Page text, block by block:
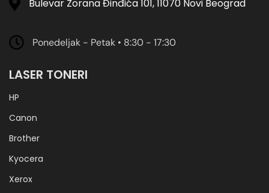
Bulevar Zorana Đinđića 101, 11070 Novi Beograd
Ponedeljak - Petak • 8:30 - 17:30
LASER TONERI
HP
Canon
Brother
Kyocera
Xerox